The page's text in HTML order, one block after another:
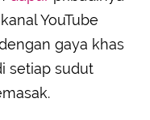
YouTube
gaya khas
setiap sudut